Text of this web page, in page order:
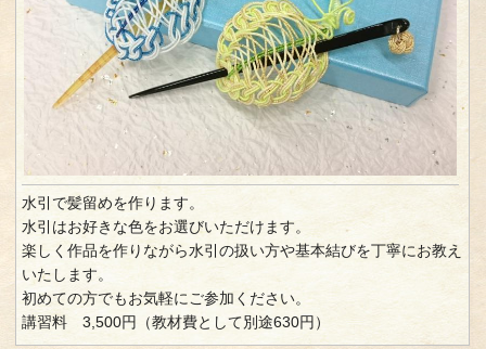
水引で髪留めを作ります。
水引はお好きな色をお選びいただけます。
楽しく作品を作りながら水引の扱い方や基本結びを丁寧にお教え
いたします。
初めての方でもお気軽にご参加ください。
講習料 3,500円（教材費として別途630円）